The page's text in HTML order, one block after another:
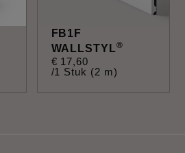
FB1F
WALLSTYL®
€ 17,60
/1 Stuk (2 m)